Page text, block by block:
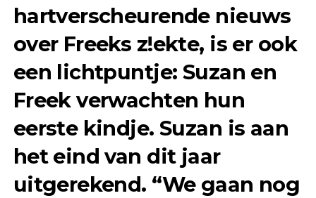
hartverscheurende nieuws
over Freeks z!ekte, is er ook
een lichtpuntje: Suzan en
Freek verwachten hun
eerste kindje. Suzan is aan
het eind van dit jaar
uitgerekend. “We gaan nog